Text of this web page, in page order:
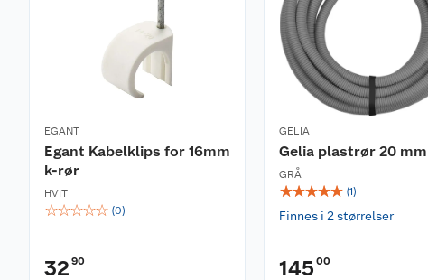
EGANT
Egant Kabelklips for 16mm
k-rør
HVIT
☆☆☆☆☆ (0)
32 90
GELIA
Gelia plastrør 20 mm
GRÅ
☆☆☆☆☆ (1)
Finnes i 2 størrelser
145 00